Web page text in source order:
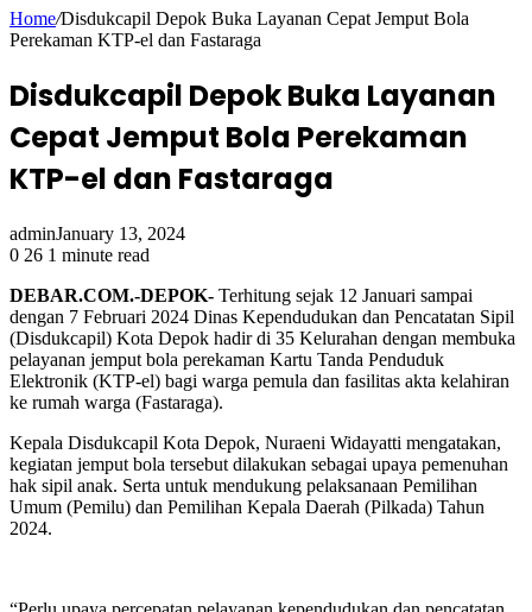
Home/Disdukcapil Depok Buka Layanan Cepat Jemput Bola
Perekaman KTP-el dan Fastaraga
Disdukcapil Depok Buka Layanan
Cepat Jemput Bola Perekaman
KTP-el dan Fastaraga
adminJanuary 13, 2024
0 26 1 minute read
DEBAR.COM.-DEPOK- Terhitung sejak 12 Januari sampai
dengan 7 Februari 2024 Dinas Kependudukan dan Pencatatan Sipil
(Disdukcapil) Kota Depok hadir di 35 Kelurahan dengan membuka
pelayanan jemput bola perekaman Kartu Tanda Penduduk
Elektronik (KTP-el) bagi warga pemula dan fasilitas akta kelahiran
ke rumah warga (Fastaraga).
Kepala Disdukcapil Kota Depok, Nuraeni Widayatti mengatakan,
kegiatan jemput bola tersebut dilakukan sebagai upaya pemenuhan
hak sipil anak. Serta untuk mendukung pelaksanaan Pemilihan
Umum (Pemilu) dan Pemilihan Kepala Daerah (Pilkada) Tahun
2024.